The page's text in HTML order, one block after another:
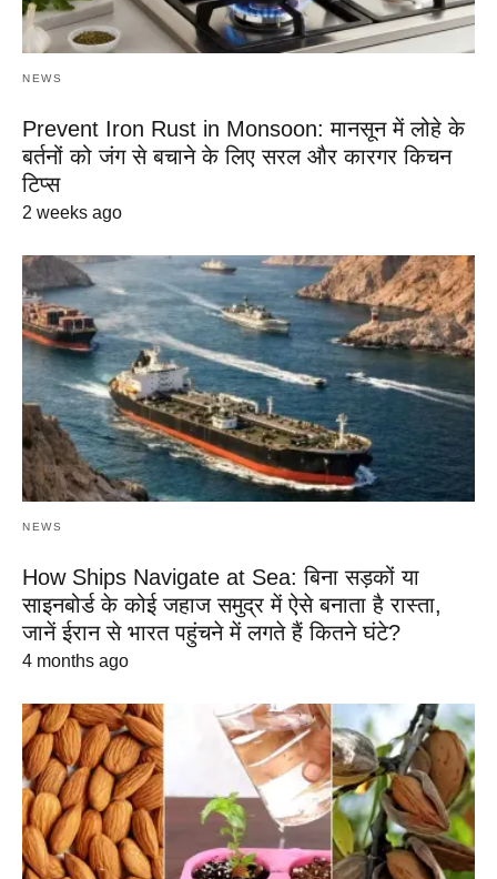
NEWS
Prevent Iron Rust in Monsoon: मानसून में लोहे के
बर्तनों को जंग से बचाने के लिए सरल और कारगर किचन
टिप्स
2 weeks ago
NEWS
How Ships Navigate at Sea: बिना सड़कों या
साइनबोर्ड के कोई जहाज समुद्र में ऐसे बनाता है रास्ता,
जानें ईरान से भारत पहुंचने में लगते हैं कितने घंटे?
4 months ago